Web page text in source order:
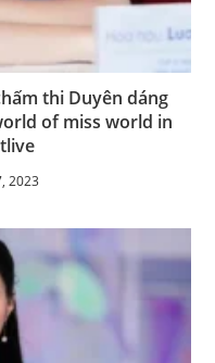
thi Duyên dáng
of miss world in
2023